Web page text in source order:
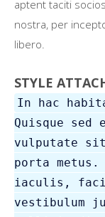
aptent taciti
nostra, per
libero.
STYLE
In hac
Quisque
vulputate
porta
iaculis,
vestibulum